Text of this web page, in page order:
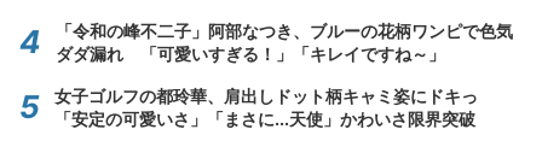
「令和の峰不二子」阿部なつき、ブルーの花柄ワンピで色気
ダダ漏れ 「可愛いすぎる！」「キレイですね～」
女子ゴルフの都玲華、肩出しドット柄キャミ姿にドキっ
「安定の可愛いさ」「まさに...天使」かわいさ限界突破